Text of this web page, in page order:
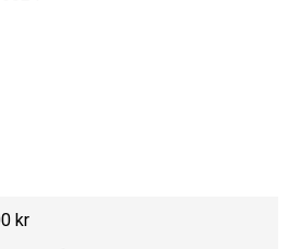
kr